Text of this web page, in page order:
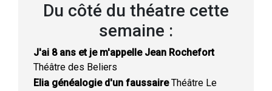
Du côté du théatre cette
semaine :
J'ai 8 ans et je m'appelle Jean Rochefort
Théâtre des Beliers
Elia généalogie d'un faussaireThéâtre Le